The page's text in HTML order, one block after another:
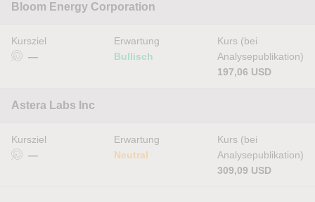
Bloom Energy Corporation
Kursziel
—
Erwartung
Bullisch
Kurs (bei
Analysepublikation)
197,06 USD
Astera Labs Inc
Kursziel
—
Erwartung
Neutral
Kurs (bei
Analysepublikation)
309,09 USD